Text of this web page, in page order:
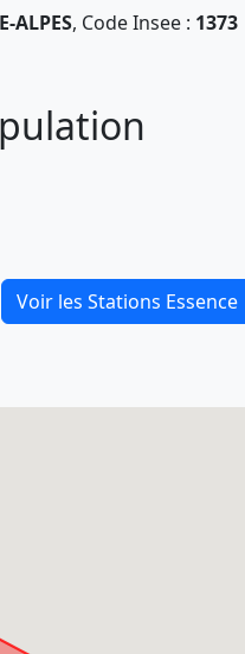
ALPES, Code Insee : 1373
Voir les Stations Essence